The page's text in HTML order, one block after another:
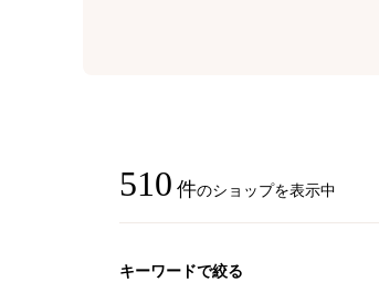
510 件のショップを表示中
キーワードで絞る